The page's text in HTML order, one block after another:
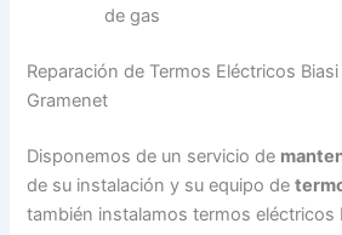
de gas
Reparación de Termos Eléctricos
Gramenet
Disponemos de un servicio de
de su instalación y su equipo de
también instalamos termos eléctricos